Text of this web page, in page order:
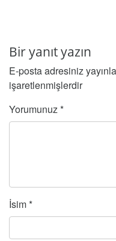
Bir yanıt yazın
E-posta adresiniz
işaretlenmişlerdir
Yorumunuz*
İsim*